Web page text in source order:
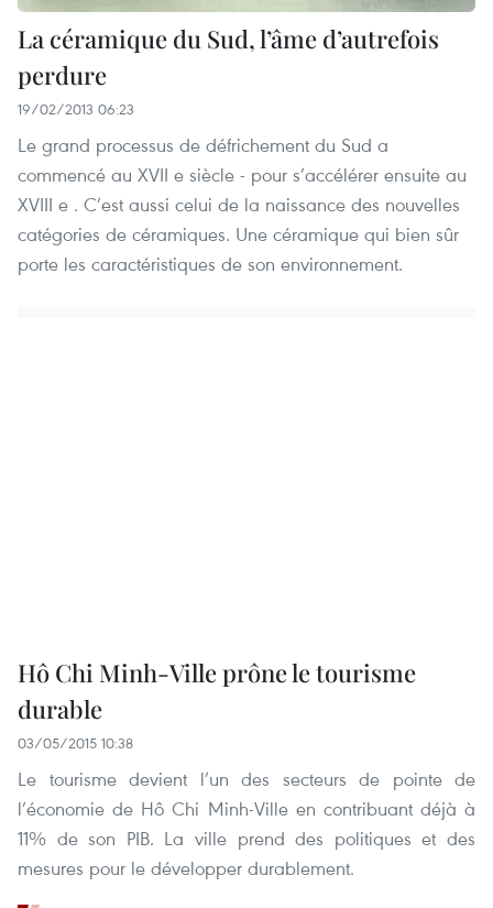
La céramique du Sud, l’âme d’autrefois
perdure
19/02/2013 06:23
Le grand processus de défrichement du Sud a
commencé au XVII e siècle - pour s’accélérer ensuite au
XVIII e . C’est aussi celui de la naissance des nouvelles
catégories de céramiques. Une céramique qui bien sûr
porte les caractéristiques de son environnement.
Hô Chi Minh-Ville prône le tourisme
durable
03/05/2015 10:38
Le tourisme devient l’un des secteurs de pointe de
l’économie de Hô Chi Minh-Ville en contribuant déjà à
11% de son PIB. La ville prend des politiques et des
mesures pour le développer durablement.